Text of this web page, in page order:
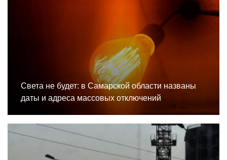
Света не будет: в Самарской области названы
даты и адреса массовых отключений